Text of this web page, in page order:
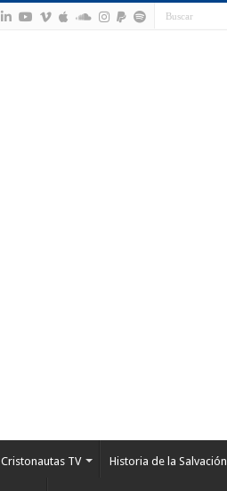
Cristonautas TV Historia de la Salvación